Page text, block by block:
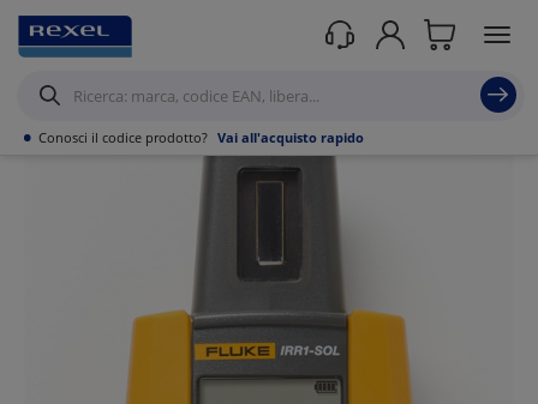
• Conosci il codice prodotto? Vai all'acquisto rapido
Prodotti /Utensili /